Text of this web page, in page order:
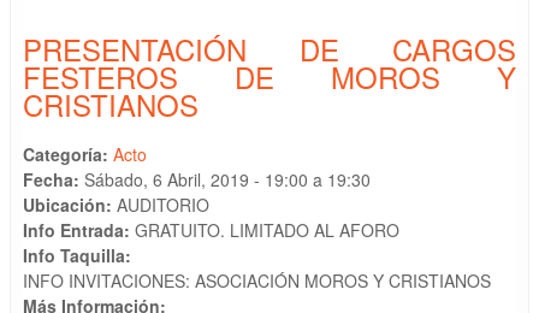
PRESENTACIÓN DE CARGOS
FESTEROS DE MOROS Y
CRISTIANOS
Categoría: Acto
Fecha: Sábado, 6 Abril, 2019 - 19:00 a 19:30
Ubicación: AUDITORIO
Info Entrada: GRATUITO. LIMITADO AL AFORO
Info Taquilla:
INFO INVITACIONES: ASOCIACIÓN MOROS Y CRISTIANOS
Más Información: